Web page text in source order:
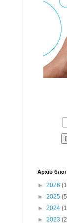
Архів
► 2026
► 2025
► 2024
► 2023